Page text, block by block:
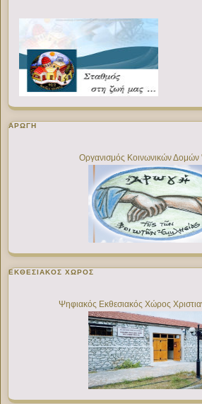
ΑΡΩΓΗ
Οργανισμός Κοινωνικών
ΕΚΘΕΣΙΑΚΌΣ ΧΏΡΟΣ
Ψηφιακός Εκθεσιακός Χώρος